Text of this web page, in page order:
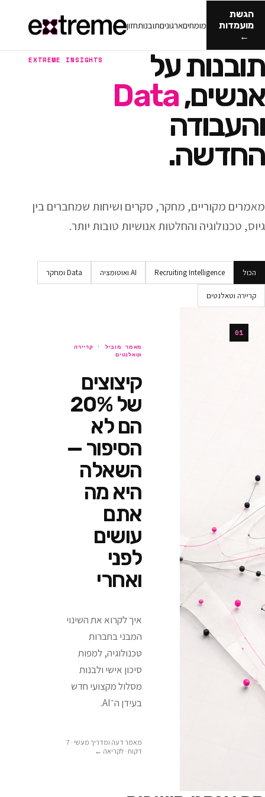
מומחיםארגונים תובנותחזון
על
Data
EXTREME INSIGHTS
מחקר, סקרים ושיחות שמחברים בין
והחלטות אנושיות טובות יותר.
Recruiting AI ואוטומציה Data ומחקר
קריירה
קיצוצים
של 20%
הם לא
הסיפור —
השאלה
היא מה
לפני
איך לקרוא את השינוי
המבני בחברות
טכנולוגיה, למפות
סיכון אישי ולבנות
מסלול מקצועי חדש
מאמר דעה ומדריך מעשי · 7